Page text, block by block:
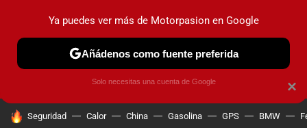
PRUEBAS COCHES ELÉCTRICOS OBSERVATORIO
HOY SE HABLA DE
Seguridad Calor China Gasolina GPS BMW
×
Ya puedes ver más de Motorpasion en Google
Añádenos como fuente preferida
Solo necesitas una cuenta de Google